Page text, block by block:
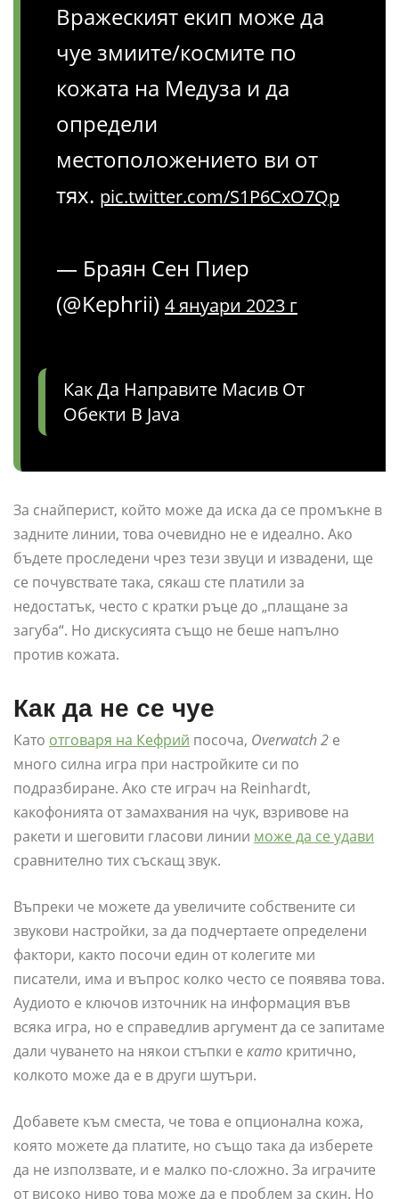
Вражеският екип може да
чуе змиите/космите по
кожата на Медуза и да
определи
местоположението ви от
тях. pic.twitter.com/S1P6CxO7Qp
— Браян Сен Пиер
(@Kephrii) 4 януари 2023 г
Как Да Направите Масив От
Обекти В Java
За снайперист, който може да иска да се промъкне в
задните линии, това очевидно не е идеално. Ако
бъдете проследени чрез тези звуци и извадени, ще
се почувствате така, сякаш сте платили за
недостатък, често с кратки ръце до „плащане за
загуба“. Но дискусията също не беше напълно
против кожата.
Как да не се чуе
Като отговаря на Кефрий посоча, Overwatch 2 е
много силна игра при настройките си по
подразбиране. Ако сте играч на Reinhardt,
какофонията от замахвания на чук, взривове на
ракети и шеговити гласови линии може да се удави
сравнително тих съскащ звук.
Въпреки че можете да увеличите собствените си
звукови настройки, за да подчертаете определени
фактори, както посочи един от колегите ми
писатели, има и въпрос колко често се появява това.
Аудиото е ключов източник на информация във
всяка игра, но е справедлив аргумент да се запитаме
дали чуването на някои стъпки е като критично,
колкото може да е в други шутъри.
Добавете към сместа, че това е опционална кожа,
която можете да платите, но също така да изберете
да не използвате, и е малко по-сложно. За играчите
от високо ниво това може да е проблем за скин. Но